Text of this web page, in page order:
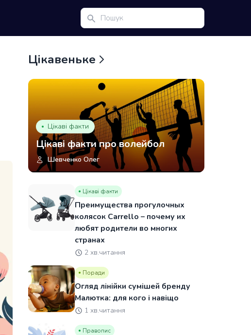
Цікавеньке
Цікаві факти
Цікаві факти про волейбол
Шевченко Олег
Цікаві факти
Преимущества прогулочных
колясок Carrello – почему их
любят родители во многих
странах
2 хв.читання
Поради
Огляд лінійки сумішей бренду
Малютка: для кого і навіщо
1 хв.читання
Правопис